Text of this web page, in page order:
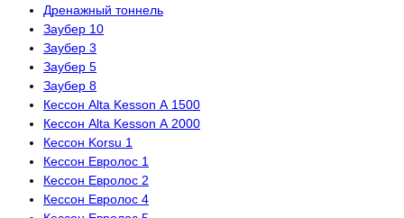
Дренажный тоннель
Заубер 10
Заубер 3
Заубер 5
Заубер 8
Кессон Alta Kesson А 1500
Кессон Alta Kesson А 2000
Кессон Korsu 1
Кессон Евролос 1
Кессон Евролос 2
Кессон Евролос 4